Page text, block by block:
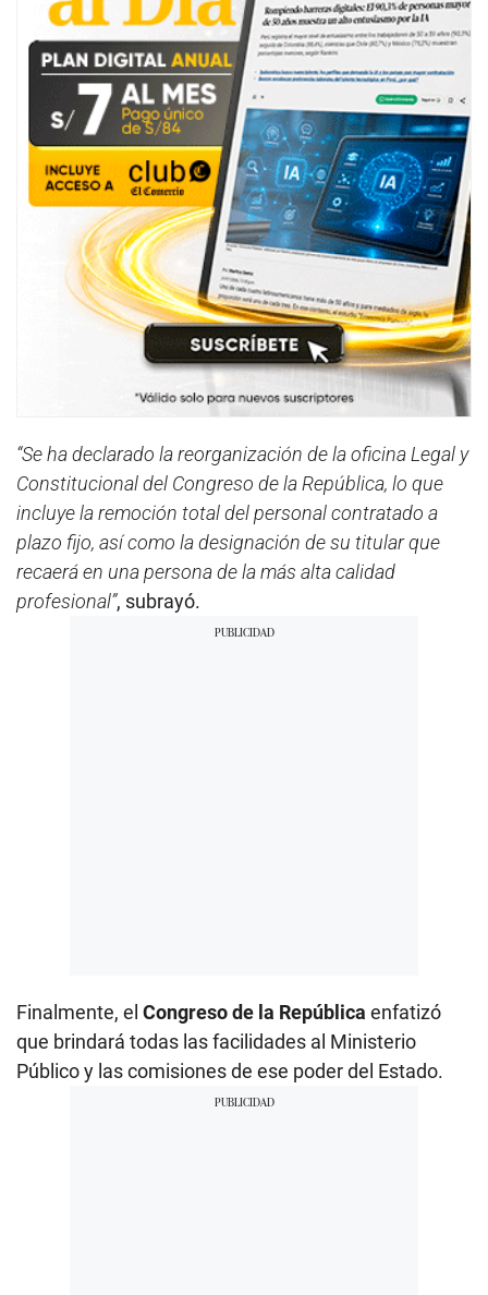
“Se ha declarado la reorganización de la oficina Legal y
Constitucional del Congreso de la República, lo que
incluye la remoción total del personal contratado a
plazo fijo, así como la designación de su titular que
recaerá en una persona de la más alta calidad
profesional”, subrayó.
Finalmente, el Congreso de la República enfatizó
que brindará todas las facilidades al Ministerio
Público y las comisiones de ese poder del Estado.